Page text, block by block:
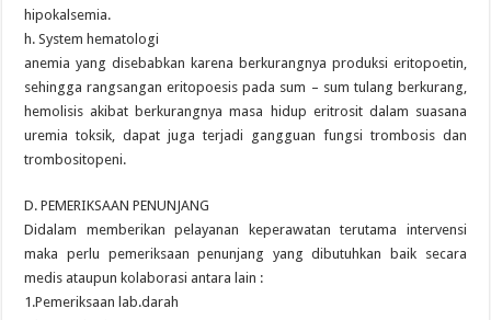
hipokalsemia.
h. System hematologi
anemia yang disebabkan karena berkurangnya produksi eritopoetin,
sehingga rangsangan eritopoesis pada sum – sum tulang berkurang,
hemolisis akibat berkurangnya masa hidup eritrosit dalam suasana
uremia toksik, dapat juga terjadi gangguan fungsi trombosis dan
trombositopeni.
D. PEMERIKSAAN PENUNJANG
Didalam memberikan pelayanan keperawatan terutama intervensi
maka perlu pemeriksaan penunjang yang dibutuhkan baik secara
medis ataupun kolaborasi antara lain :
1.Pemeriksaan lab.darah